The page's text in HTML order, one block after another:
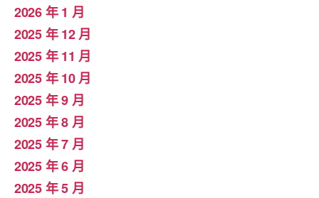
2026 年 1 月
2025 年 12 月
2025 年 11 月
2025 年 10 月
2025 年 9 月
2025 年 8 月
2025 年 7 月
2025 年 6 月
2025 年 5 月